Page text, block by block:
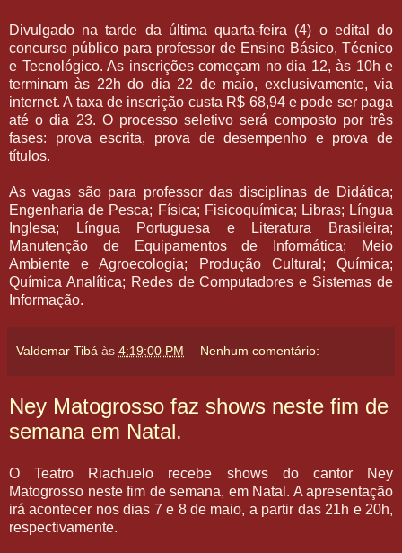
Divulgado na tarde da última quarta-feira (4) o edital do
concurso público para professor de Ensino Básico, Técnico
e Tecnológico. As inscrições começam no dia 12, às 10h e
terminam às 22h do dia 22 de maio, exclusivamente, via
internet. A taxa de inscrição custa R$ 68,94 e pode ser paga
até o dia 23. O processo seletivo será composto por três
fases: prova escrita, prova de desempenho e prova de
títulos.
As vagas são para professor das disciplinas de Didática;
Engenharia de Pesca; Física; Fisicoquímica; Libras; Língua
Inglesa; Língua Portuguesa e Literatura Brasileira;
Manutenção de Equipamentos de Informática; Meio
Ambiente e Agroecologia; Produção Cultural; Química;
Química Analítica; Redes de Computadores e Sistemas de
Informação.
Valdemar Tibá às 4:19:00 PM Nenhum comentário:
Ney Matogrosso faz shows neste fim de
semana em Natal.
O Teatro Riachuelo recebe shows do cantor Ney
Matogrosso neste fim de semana, em Natal. A apresentação
irá acontecer nos dias 7 e 8 de maio, a partir das 21h e 20h,
respectivamente.